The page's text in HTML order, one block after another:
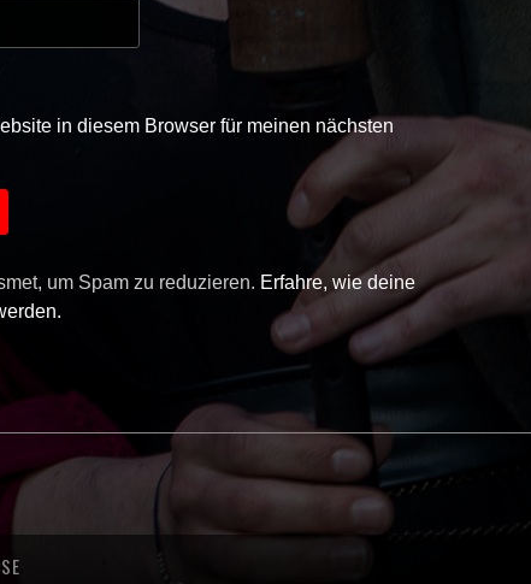
in diesem Browser für meinen nächsten
um Spam zu reduzieren. Erfahre, wie deine